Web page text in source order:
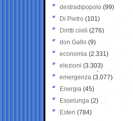
destradipopolo (99)
Di Pietro (101)
Diritti civili (276)
don Gallo (9)
economia (2.331)
elezioni (3.303)
emergenza (3.077)
Energia (45)
Esselunga (2)
Esteri (784)